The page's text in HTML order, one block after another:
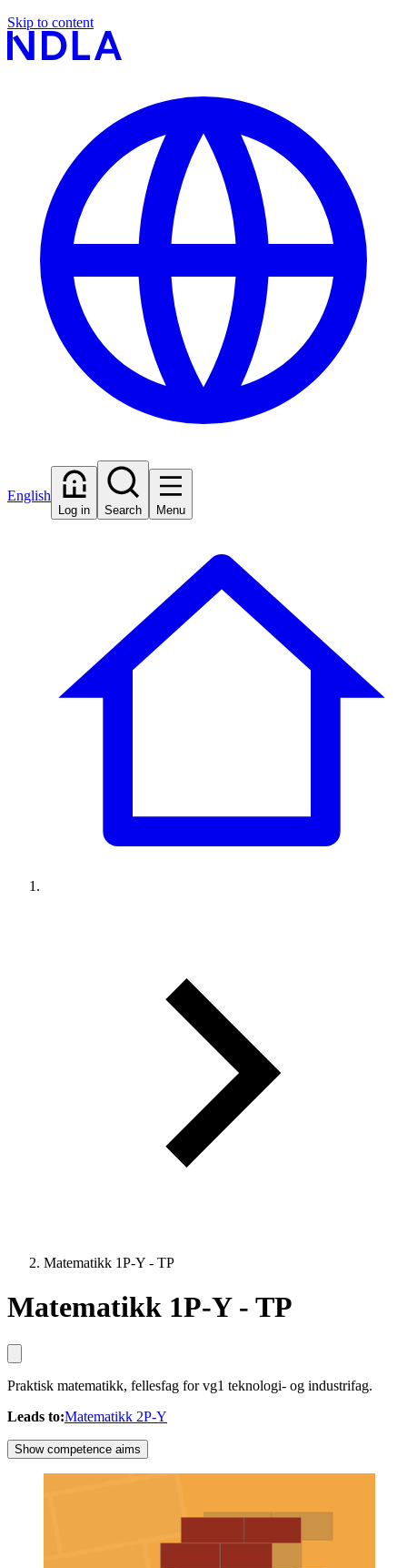
Skip to content
English
Log in Search Menu
Matematikk 1P-Y - TP
Matematikk 1P-Y - TP
Praktisk matematikk, fellesfag for vg1 teknologi- og industrifag.
Leads to:Matematikk 2P-Y
Show competence aims